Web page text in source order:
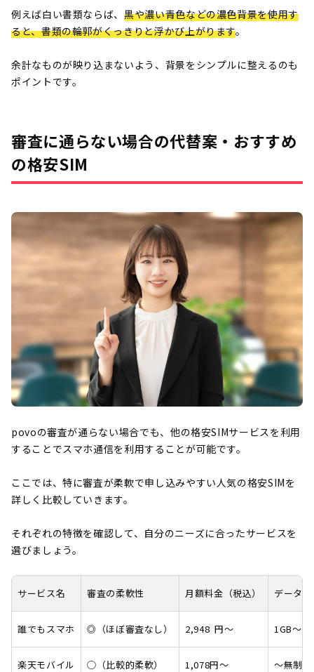
例えば白い書類ならば、黒や濃い青色などの濃色背景を使用す
ると、書類の輪郭がくっきりと浮かび上がります。
余計なものが映り込まないよう、背景をシンプルに整えるのも
ポイントです。
審査に通らない場合の代替案・おすすめ
の格安SIM
povoの審査が通らない場合でも、他の格安SIMサービスを利用
することでスマホ通信を利用することが可能です。
ここでは、特に審査が柔軟で申し込みやすい人気の格安SIMを
詳しく比較していきます。
それぞれの特徴を確認して、自分のニーズに合ったサービスを
選びましょう。
サービス名 審査の柔軟性 月額料金（税込） データ
誰でもスマホ ◎（ほぼ審査なし） 2,948 円～ 1GB～
楽天モバイル ◯（比較的柔軟） 1,078円～ ～無制限